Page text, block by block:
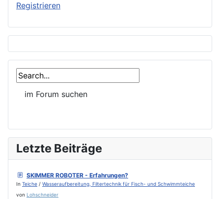
Registrieren
Letzte Beiträge
SKIMMER ROBOTER - Erfahrungen?
In Teiche / Wasseraufbereitung, Filtertechnik für Fisch- und Schwimmteiche
von Lohschneider